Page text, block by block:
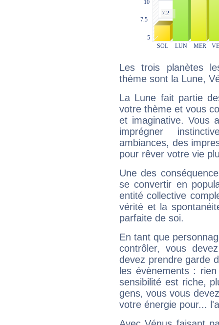
Les trois planètes
thème sont la Lune,
La Lune fait partie
votre thème et vous
et imaginative. Vous
imprégner
ambiances, des
pour rêver votre vie
Une des
se convertir en
entité collective
vérité et la
parfaite de soi.
En tant que
contrôler, vous
devez prendre garde
les évènements :
sensibilité est riche,
gens, vous vous
votre énergie pour...